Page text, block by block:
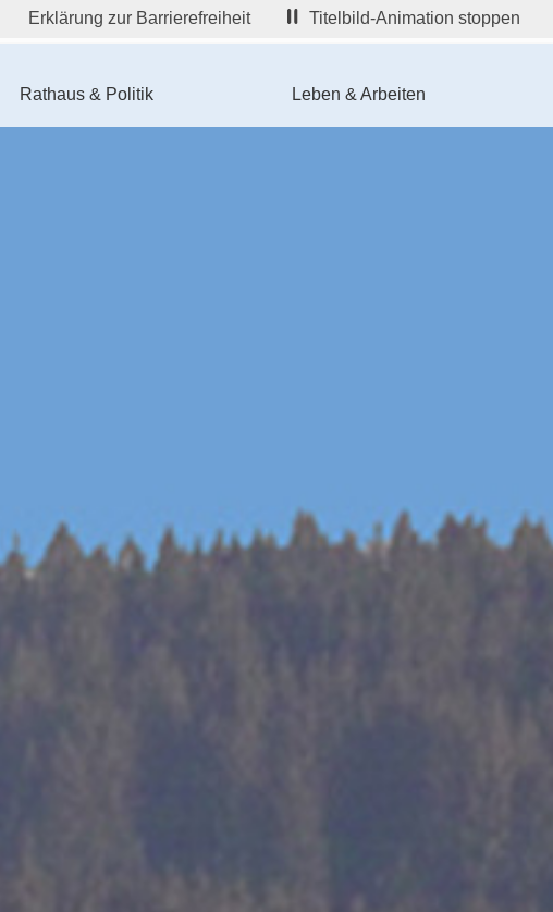
Erklärung zur Barrierefreiheit Titelbild-Animation stoppen
Rathaus & Politik Leben & Arbeiten